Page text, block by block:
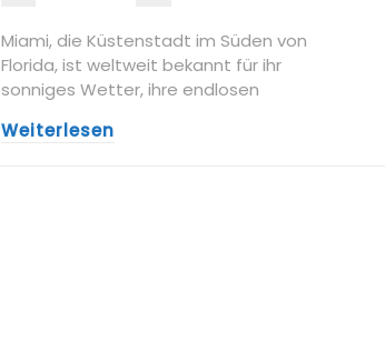
Miami, die Küstenstadt im Süden von
Florida, ist weltweit bekannt für ihr
sonniges Wetter, ihre endlosen
Weiterlesen